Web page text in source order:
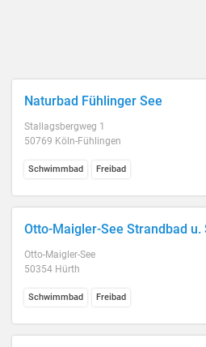
Naturbad Fühlinger See
Stallagsbergweg 1
50769 Köln-Fühlingen
Schwimmbad Freibad
Otto-Maigler-See Strandbad u.
Otto-Maigler-See
50354 Hürth
Schwimmbad Freibad